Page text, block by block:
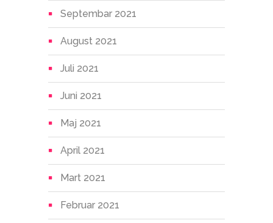
Septembar 2021
August 2021
Juli 2021
Juni 2021
Maj 2021
April 2021
Mart 2021
Februar 2021